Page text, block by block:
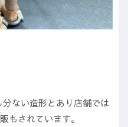
ない造形とあり店舗では
もされています。